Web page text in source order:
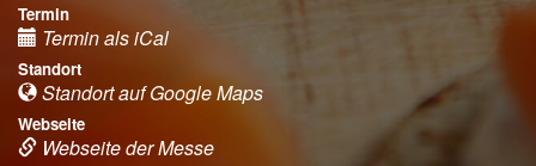
Termin
Termin als iCal
Standort
Standort auf Google Maps
Webseite
Webseite der Messe